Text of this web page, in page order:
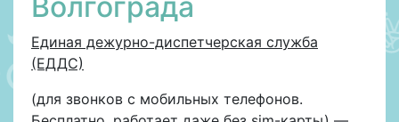
Единая дежурно-диспетчерская служба
(ЕДДС)
(для звонков с мобильных телефонов.